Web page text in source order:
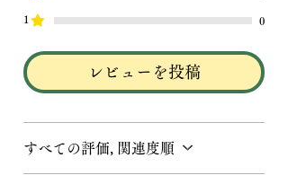
噛むほどにじんわりと広がる味わい
きる本物の美味しさです。
一般的な塩昆布のような強い味付け
い、やさしく自然な味わい。
温かいご飯にはもちろん、おにぎ
1 0
レビューを投稿
すべての評価, 関連度順